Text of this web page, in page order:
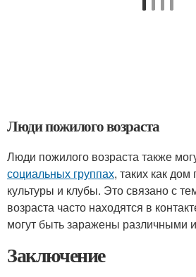
Люди пожилого возраста
Люди пожилого возраста также
социальных группах, таких как
культуры и клубы. Это связано с
возраста часто находятся в
могут быть заражены различными
Заключение